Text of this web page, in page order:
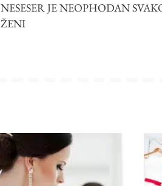
NESESER JE NEOPHODAN
ŽENI